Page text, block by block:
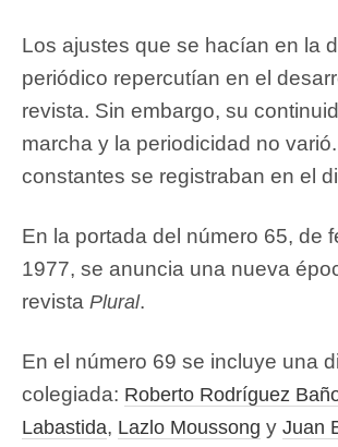
Los ajustes que se hacían en la
periódico repercutían en el
revista. Sin embargo, su
marcha y la periodicidad no
constantes se registraban en el
En la portada del número 65, de
1977, se anuncia una nueva
revista Plural.
En el número 69 se incluye una
colegiada: Roberto Rodríguez
Labastida, Lazlo Moussong y Juan